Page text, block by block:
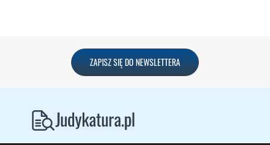
Ponad 2000 orzeczeń
o Ochronie Danych
Codzienna aktualizacja
ZAPISZ SIĘ DO NEWSLETTERA